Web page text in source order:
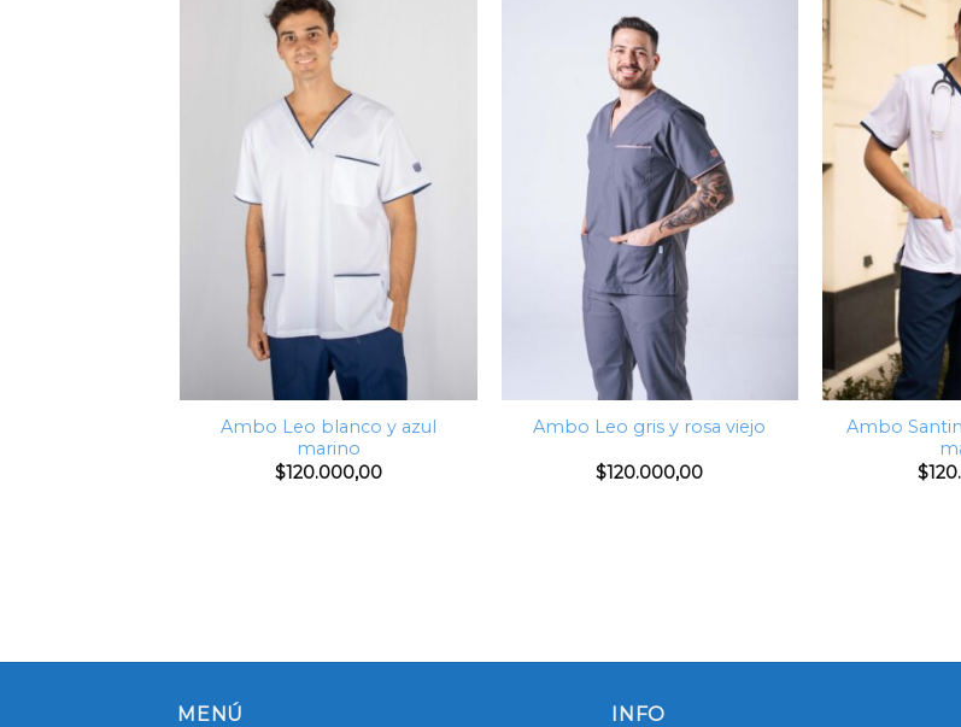
Ambo Leo blanco y azul
marino
$120.000,00
Ambo Leo gris y rosa viejo
$120.000,00
Ambo
$
MENÚ INFO